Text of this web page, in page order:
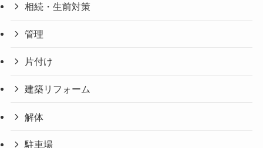
相続・生前対策
管理
片付け
建築リフォーム
解体
駐車場